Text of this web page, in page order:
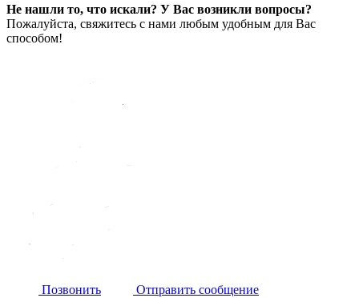
Не нашли то, что искали? У Вас возникли вопросы?
Пожалуйста, свяжитесь с нами любым удобным для Вас
способом!
Позвонить
Отправить сообщение